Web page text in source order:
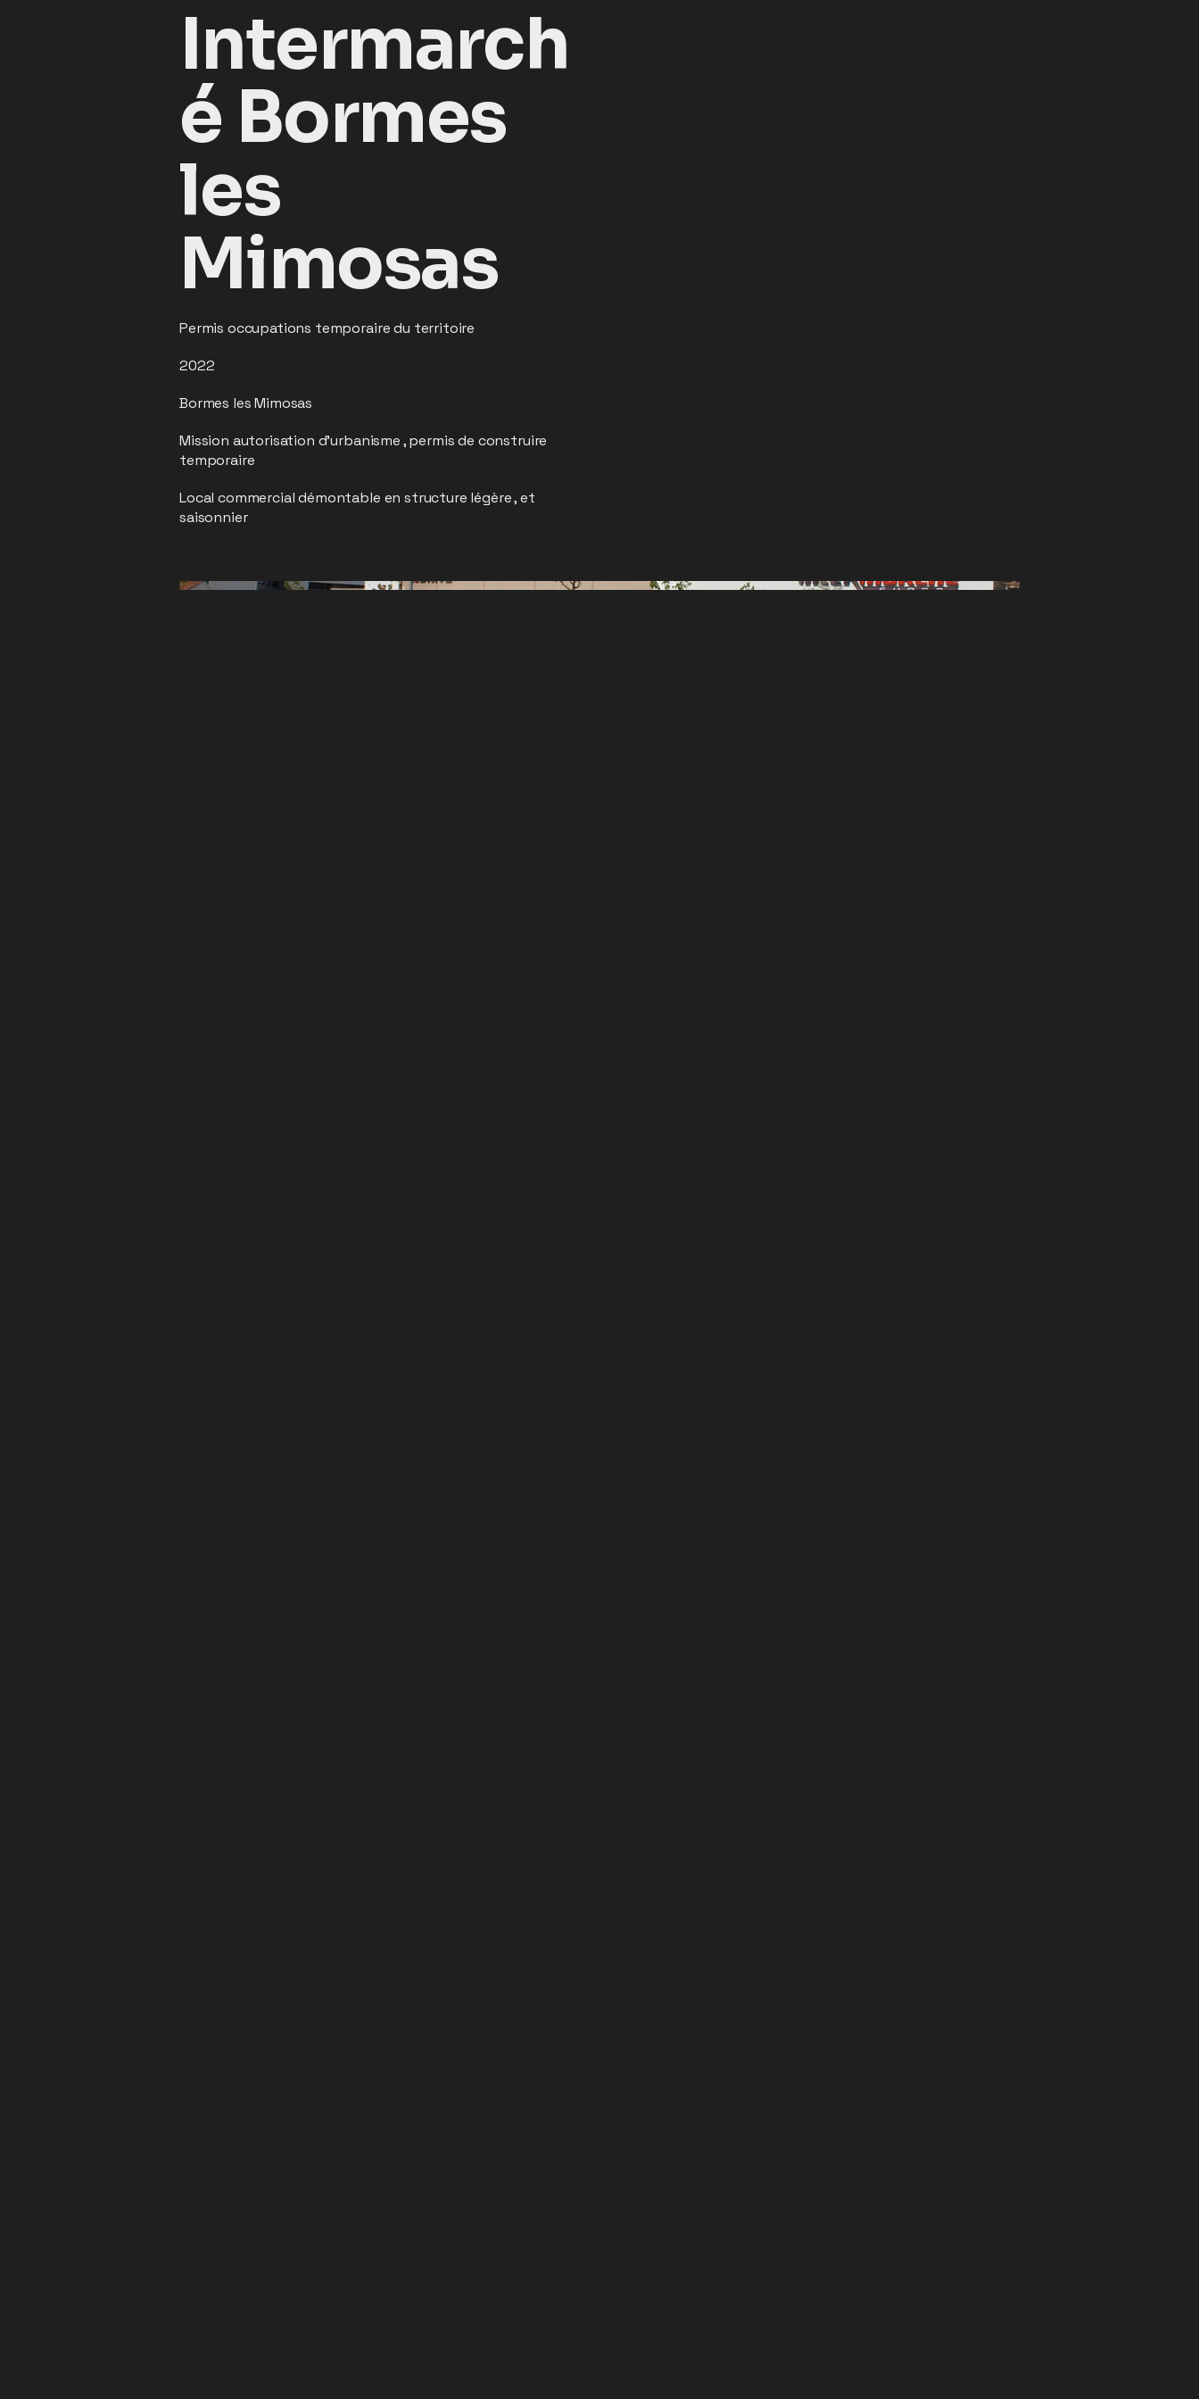
Intermarch
é Bormes
les
Mimosas
Permis occupations temporaire du territoire
2022
Bormes les Mimosas
Mission autorisation d'urbanisme , permis de construire
temporaire
Local commercial démontable en structure légère , et
saisonnier